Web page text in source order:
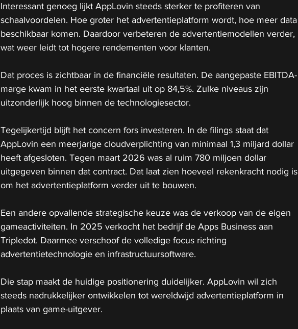
Interessant genoeg lijkt AppLovin steeds sterker te profiteren van
schaalvoordelen. Hoe groter het advertentieplatform wordt, hoe meer data
beschikbaar komen. Daardoor verbeteren de advertentiemodellen verder,
wat weer leidt tot hogere rendementen voor klanten.
Dat proces is zichtbaar in de financiële resultaten. De aangepaste EBITDA-
marge kwam in het eerste kwartaal uit op 84,5%. Zulke niveaus zijn
uitzonderlijk hoog binnen de technologiesector.
Tegelijkertijd blijft het concern fors investeren. In de filings staat dat
AppLovin een meerjarige cloudverplichting van minimaal 1,3 miljard dollar
heeft afgesloten. Tegen maart 2026 was al ruim 780 miljoen dollar
uitgegeven binnen dat contract. Dat laat zien hoeveel rekenkracht nodig is
om het advertentieplatform verder uit te bouwen.
Een andere opvallende strategische keuze was de verkoop van de eigen
gameactiviteiten. In 2025 verkocht het bedrijf de Apps Business aan
Tripledot. Daarmee verschoof de volledige focus richting
advertentietechnologie en infrastructuursoftware.
Die stap maakt de huidige positionering duidelijker. AppLovin wil zich
steeds nadrukkelijker ontwikkelen tot wereldwijd advertentieplatform in
plaats van game-uitgever.